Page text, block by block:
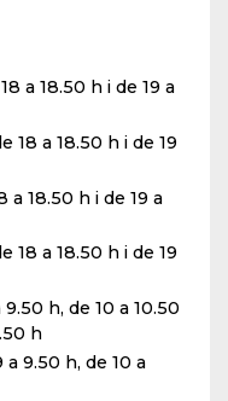
a 18.50 h i de 19 a
18 a 18.50 h i de 19
a 18.50 h i de 19 a
18 a 18.50 h i de 19
h, de 10 a 10.50
h
9.50 h, de 10 a